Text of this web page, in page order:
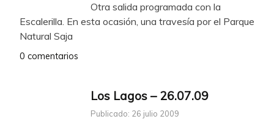
Otra salida programada con la
Escalerilla. En esta ocasión, una travesía por el Parque
Natural Saja
0 comentarios
Los Lagos – 26.07.09
Publicado: 26 julio 2009